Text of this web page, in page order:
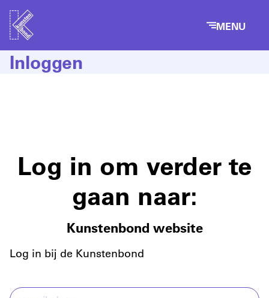
MENU
Inloggen
Log in om verder te
gaan naar:
Kunstenbond website
Log in bij de Kunstenbond